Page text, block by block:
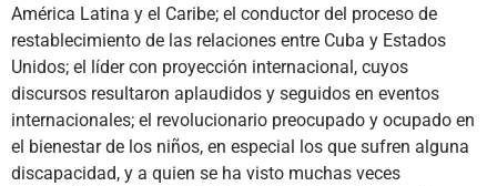
América Latina y el Caribe; el conductor del proceso de
restablecimiento de las relaciones entre Cuba y Estados
Unidos; el líder con proyección internacional, cuyos
discursos resultaron aplaudidos y seguidos en eventos
internacionales; el revolucionario preocupado y ocupado en
el bienestar de los niños, en especial los que sufren alguna
discapacidad, y a quien se ha visto muchas veces